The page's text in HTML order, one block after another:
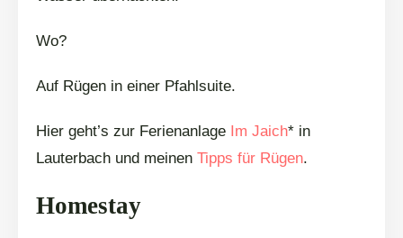
Wo?
Auf Rügen in einer Pfahlsuite.
Hier geht’s zur Ferienanlage Im Jaich* in
Lauterbach und meinen Tipps für Rügen.
Homestay